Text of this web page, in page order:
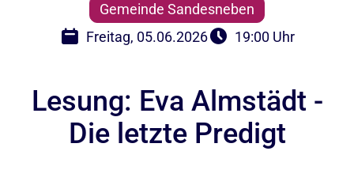
Gemeinde Sandesneben
Freitag, 05.06.2026
19:00 Uhr
Lesung: Eva Almstädt -
Die letzte Predigt